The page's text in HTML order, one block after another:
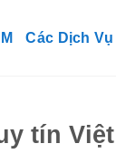
Các Dịch Vụ
tín